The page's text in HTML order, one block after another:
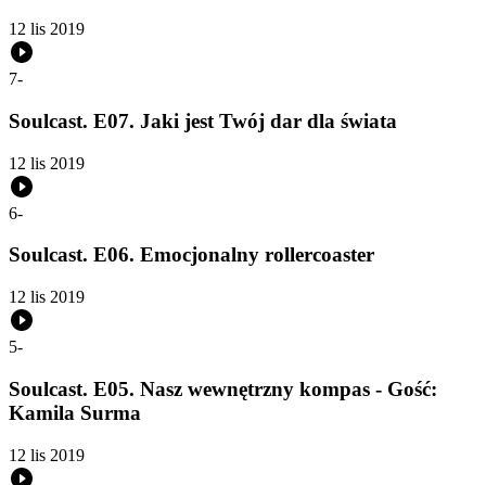
12 lis 2019
7-
Soulcast. E07. Jaki jest Twój dar dla świata
12 lis 2019
6-
Soulcast. E06. Emocjonalny rollercoaster
12 lis 2019
5-
Soulcast. E05. Nasz wewnętrzny kompas - Gość:
Kamila Surma
12 lis 2019